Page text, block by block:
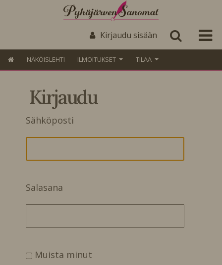
Kirjaudu sisään
NÄKÖISLEHTI ILMOITUKSET TILAA
Kirjaudu
Sähköposti
Salasana
Muista minut